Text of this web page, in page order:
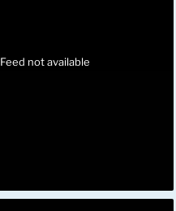
Feed not available